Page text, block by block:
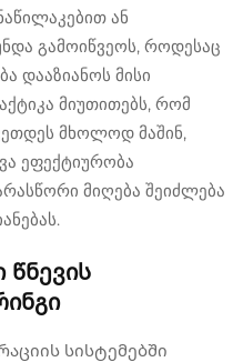
ან
გამოიწვეოს, როდესაც
დააზიანოს მისი
მიუთითებს, რომ
მხოლოდ მაშინ,
ეფექტიურობა
მიღება შეიძლება
წნევის
სისტემებში